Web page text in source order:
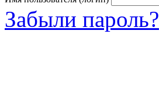
Забыли пароль?